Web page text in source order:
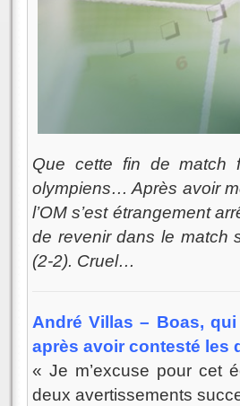
Que cette fin de match
olympiens… Après avoir
l’OM s’est étrangement
de revenir dans le match
(2-2). Cruel…
André Villas – Boas,
après avoir contesté les
« Je m’excuse pour cet
deux avertissements